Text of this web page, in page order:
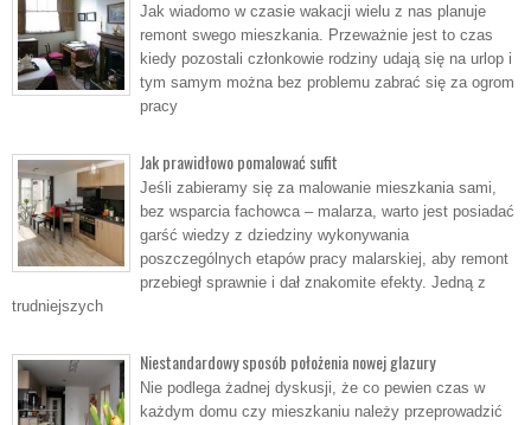
Jak wiadomo w czasie wakacji wielu z nas planuje
remont swego mieszkania. Przeważnie jest to czas
kiedy pozostali członkowie rodziny udają się na urlop i
tym samym można bez problemu zabrać się za ogrom
pracy
Jak prawidłowo pomalować sufit
Jeśli zabieramy się za malowanie mieszkania sami,
bez wsparcia fachowca – malarza, warto jest posiadać
garść wiedzy z dziedziny wykonywania
poszczególnych etapów pracy malarskiej, aby remont
przebiegł sprawnie i dał znakomite efekty. Jedną z
trudniejszych
Niestandardowy sposób położenia nowej glazury
Nie podlega żadnej dyskusji, że co pewien czas w
każdym domu czy mieszkaniu należy przeprowadzić